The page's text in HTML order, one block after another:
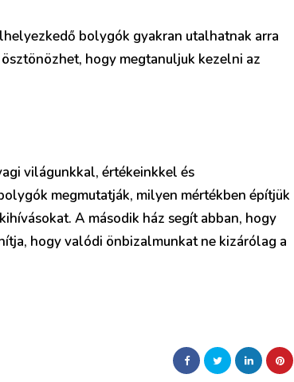
bolygók gyakran utalhatnak arra
hogy megtanuljuk kezelni az
világunkkal, értékeinkkel és
megmutatják, milyen mértékben építjük
A második ház segít abban, hogy
hogy valódi önbizalmunkat ne kizárólag a